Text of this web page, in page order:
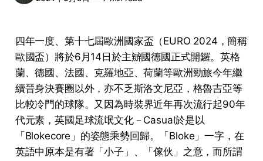
四年一度、第十七屆歐洲國家盃 （EURO 2024，簡稱
歐國盃）將於6月14日於主辧國德國正式開鑼。英格
蘭、德國、法國、克羅地亞、荷蘭等歐洲勁旅今年繼
續晉身決賽圈以外，亦不乏斯洛文尼亞，格魯吉亞等
比較冷門的球隊。又因為時裝界近年再次流行起90年
代元素，英國足球流氓文化－Casual於是以
「Blokecore」的姿態乘勢回歸。「Bloke」一字，在
英語中原本是有著「小子」、「傢伙」之意，而所謂